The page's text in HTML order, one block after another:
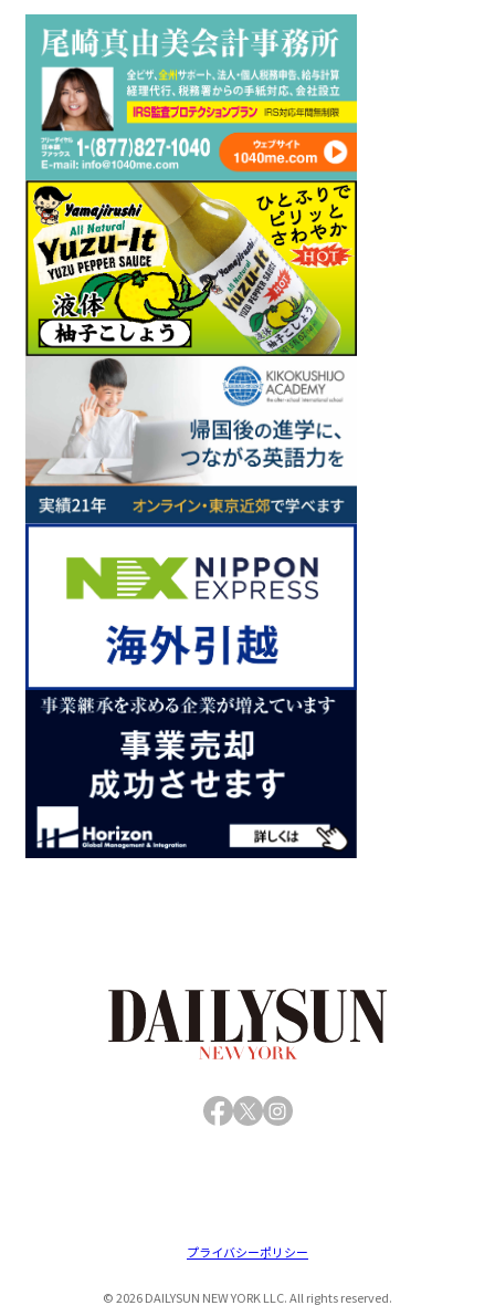
Facebook
X Instagram
© 2026 DAILYSUN NEW YORK LLC. All rights reserved.
プライバシーポリシー